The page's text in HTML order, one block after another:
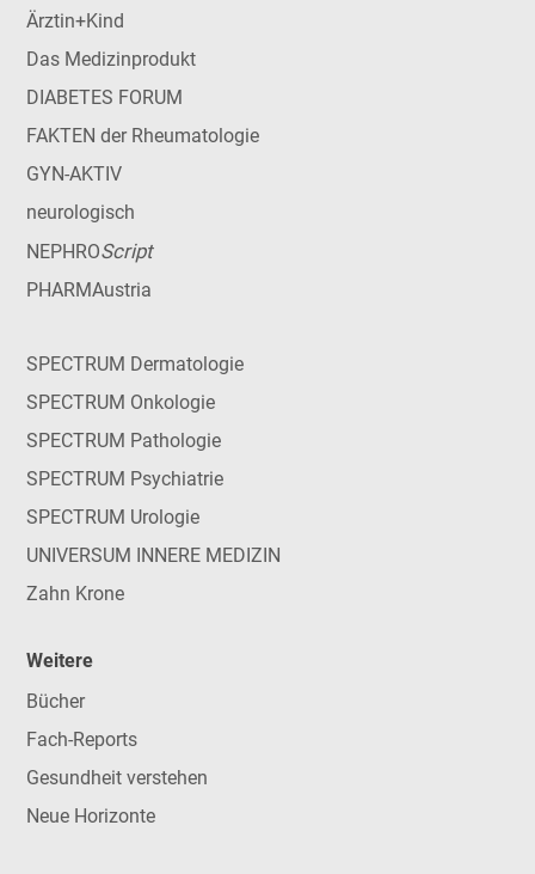
Ärztin+Kind
Das Medizinprodukt
DIABETES FORUM
FAKTEN der Rheumatologie
GYN-AKTIV
neurologisch
NEPHROScript
PHARMAustria
SPECTRUM Dermatologie
SPECTRUM Onkologie
SPECTRUM Pathologie
SPECTRUM Psychiatrie
SPECTRUM Urologie
UNIVERSUM INNERE MEDIZIN
Zahn Krone
Weitere
Bücher
Fach-Reports
Gesundheit verstehen
Neue Horizonte